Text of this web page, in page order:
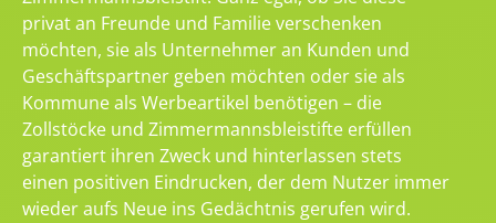
privat an Freunde und Familie verschenken
möchten, sie als Unternehmer an Kunden und
Geschäftspartner geben möchten oder sie als
Kommune als Werbeartikel benötigen – die
Zollstöcke und Zimmermannsbleistifte erfüllen
garantiert ihren Zweck und hinterlassen stets
einen positiven Eindrucken, der dem Nutzer immer
wieder aufs Neue ins Gedächtnis gerufen wird.